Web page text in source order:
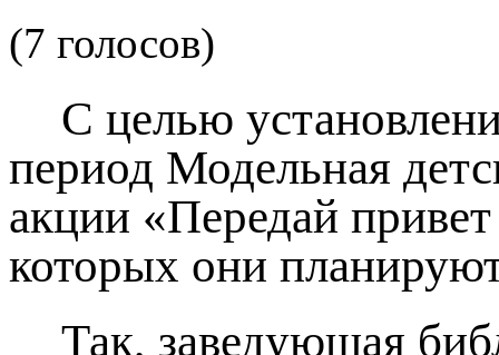
(7 голосов)
С целью
период Модельная
акции «Передай
которых они
Так, заведующая